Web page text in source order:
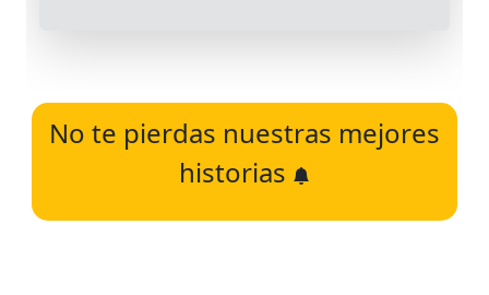
No te pierdas nuestras mejores
historias